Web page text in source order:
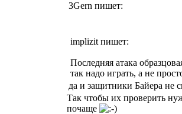
3Gern пишет:
implizit пишет:
Последняя атака
так надо играть, а не
да и защитники Байера не
Так чтобы их проверить
почаще